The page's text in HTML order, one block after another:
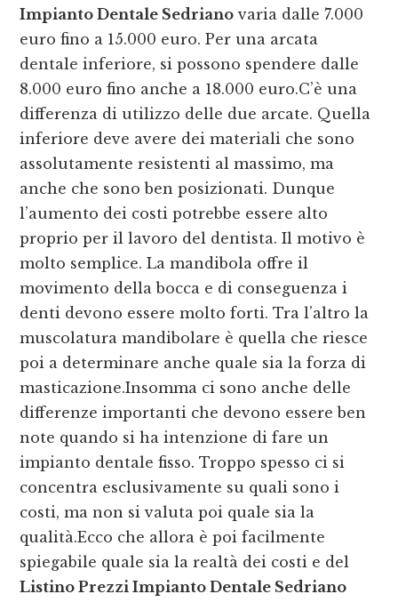
Impianto Dentale Sedriano varia dalle 7.000
euro fino a 15.000 euro. Per una arcata
dentale inferiore, si possono spendere dalle
8.000 euro fino anche a 18.000 euro.C’è una
differenza di utilizzo delle due arcate. Quella
inferiore deve avere dei materiali che sono
assolutamente resistenti al massimo, ma
anche che sono ben posizionati. Dunque
l’aumento dei costi potrebbe essere alto
proprio per il lavoro del dentista. Il motivo è
molto semplice. La mandibola offre il
movimento della bocca e di conseguenza i
denti devono essere molto forti. Tra l’altro la
muscolatura mandibolare è quella che riesce
poi a determinare anche quale sia la forza di
masticazione.Insomma ci sono anche delle
differenze importanti che devono essere ben
note quando si ha intenzione di fare un
impianto dentale fisso. Troppo spesso ci si
concentra esclusivamente su quali sono i
costi, ma non si valuta poi quale sia la
qualità.Ecco che allora è poi facilmente
spiegabile quale sia la realtà dei costi e del
Listino Prezzi Impianto Dentale Sedriano